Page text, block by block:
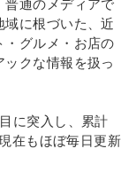
普通のメディアで
域に根づいた、近
・グルメ・お店の
クな情報を扱っ
に突入し、累計
在もほぼ毎日更新